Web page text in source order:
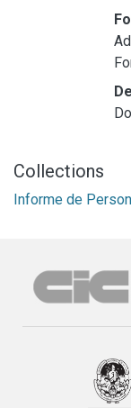
Collections
Informe de